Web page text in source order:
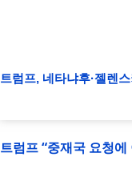
트럼프, 네타냐후·젤렌
트럼프 “중재국 요청